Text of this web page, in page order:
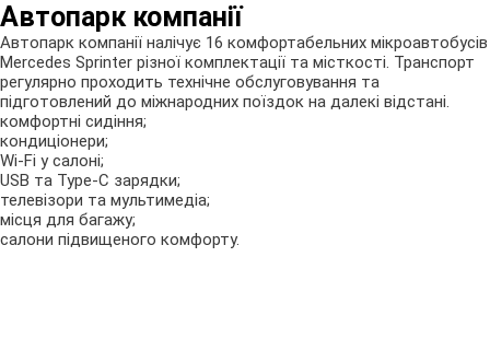
Автопарк компанії
Автопарк компанії налічує 16 комфортабельних мікроавтобусів
Mercedes Sprinter різної комплектації та місткості. Транспорт
регулярно проходить технічне обслуговування та
підготовлений до міжнародних поїздок на далекі відстані.
комфортні сидіння;
кондиціонери;
Wi-Fi у салоні;
USB та Type-C зарядки;
телевізори та мультимедіа;
місця для багажу;
салони підвищеного комфорту.